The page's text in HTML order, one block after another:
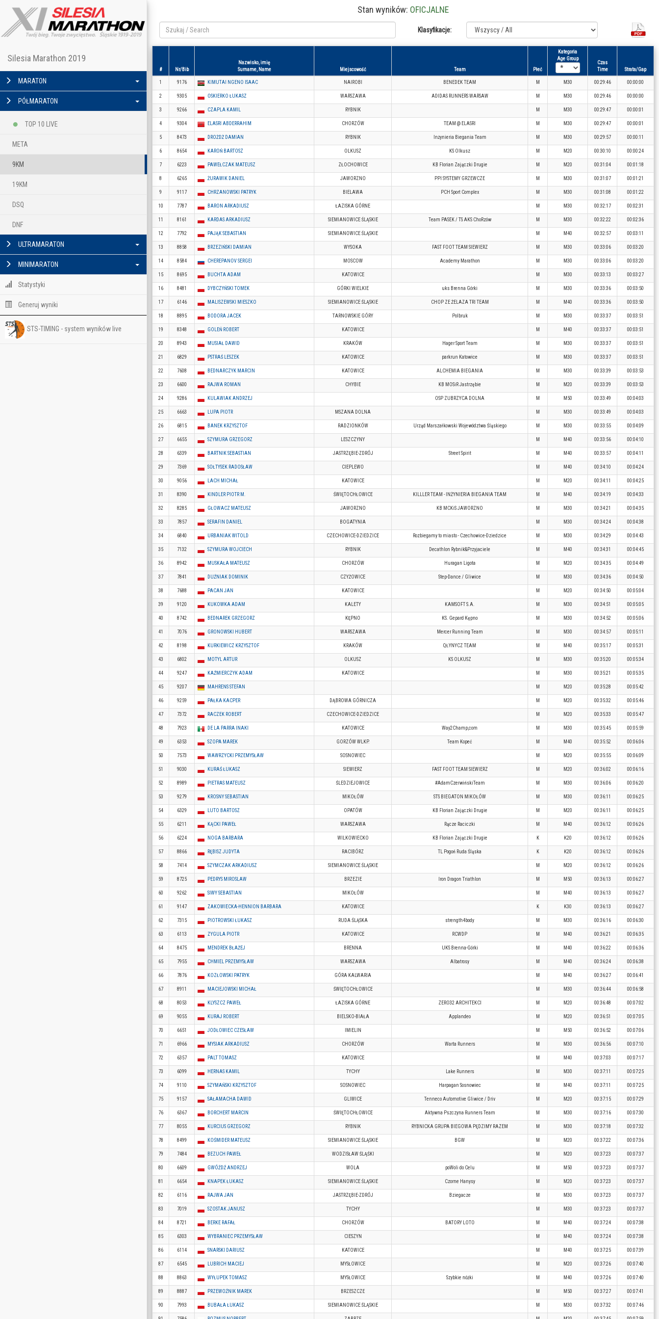
Silesia Marathon 2019
MARATON
PÓŁMARATON
TOP 10 LIVE
META
9KM
19KM
DSQ
DNF
ULTRAMARATON
MINIMARATON
Statystyki
Generuj wyniki
STS-TIMING - system wyników live
Stan wyników: OFICJALNE
Klasyfikacje:
# Nr/Bib
Nazwisko, imię
Surname, Name
Miejscowość Team Płeć
Kategoria
Age Group
Czas
Time
Strata/Gap
1 9176 KIMUTAI NGENO ISAAC NAIROBI BENEDEK TEAM M M30 00:29:46 00:00:00
2 9305 OSKIERKO ŁUKASZ WARSZAWA ADIDAS RUNNERS WARSAW M M30 00:29:46 00:00:00
3 9266 CZAPLA KAMIL RYBNIK M M30 00:29:47 00:00:01
4 9304 ELASRI ABDERRAHIM CHORZÓW TEAM @ ELASRI M M30 00:29:47 00:00:01
5 8473 DROŻDŻ DAMIAN RYBNIK Inżynieria Biegania Team M M30 00:29:57 00:00:11
6 8654 KAROŃ BARTOSZ OLKUSZ KS Olkusz M M20 00:30:10 00:00:24
7 6223 PAWEŁCZAK MATEUSZ ZŁOCHOWICE KB Florian Zajączki Drugie M M20 00:31:04 00:01:18
8 6265 ŻURAWIK DANIEL JAWORZNO PPI SYSTEMY GRZEWCZE M M30 00:31:07 00:01:21
9 9117 CHRZANOWSKI PATRYK BIELAWA PCH Sport Complex M M30 00:31:08 00:01:22
10 7787 BARON ARKADIUSZ ŁAZISKA GÓRNE M M30 00:32:17 00:02:31
11 8161 KARDAS ARKADIUSZ SIEMIANOWICE ŚLĄSKIE Team PASEK / TS AKS ChoRzów M M30 00:32:22 00:02:36
12 7792 PAJĄK SEBASTIAN SIEMIANOWICE ŚLĄSKIE M M40 00:32:57 00:03:11
13 8858 BRZEZIŃSKI DAMIAN WYSOKA FAST FOOT TEAM SIEWIERZ M M30 00:33:06 00:03:20
14 8584 CHEREPANOV SERGEI MOSCOW Academy Marathon M M30 00:33:06 00:03:20
15 8695 BUCHTA ADAM KATOWICE M M30 00:33:13 00:03:27
16 8481 DYBCZYŃSKI TOMEK GÓRKI WIELKIE uks Brenna Górki M M30 00:33:36 00:03:50
17 6146 MALISZEWSKI MIESZKO SIEMIANOWICE ŚLĄSKIE CHOP ZE ŻELAZA TRI TEAM M M40 00:33:36 00:03:50
18 8895 BODORA JACEK TARNOWSKIE GÓRY Polbruk M M30 00:33:37 00:03:51
19 8348 GOLEŃ ROBERT KATOWICE M M40 00:33:37 00:03:51
20 8943 MUSIAŁ DAWID KRAKÓW Hager Sport Team M M30 00:33:37 00:03:51
21 6829 PSTRAŚ LESZEK KATOWICE parkrun Katowice M M30 00:33:37 00:03:51
22 7608 BEDNARCZYK MARCIN KATOWICE ALCHEMIA BIEGANIA M M30 00:33:39 00:03:53
23 6600 RAJWA ROMAN CHYBIE KB MOSiR Jastrzębie M M20 00:33:39 00:03:53
24 9286 KULAWIAK ANDRZEJ OSP ZUBRZYCA DOLNA M M50 00:33:49 00:04:03
25 6663 LUPA PIOTR MSZANA DOLNA M M30 00:33:49 00:04:03
26 6815 BANEK KRZYSZTOF RADZIONKÓW Urząd Marszałkowski Województwa Śląskiego M M30 00:33:55 00:04:09
27 6655 SZYMURA GRZEGORZ LESZCZYNY M M40 00:33:56 00:04:10
28 6339 BARTNIK SEBASTIAN JASTRZĘBIE-ZDRÓJ Street Spirit M M40 00:33:57 00:04:11
29 7369 SOŁTYSEK RADOSŁAW CIEPLEWO M M40 00:34:10 00:04:24
30 9056 LACH MICHAŁ KATOWICE M M20 00:34:11 00:04:25
31 8390 KINDLER PIOTR M. ŚWIĘTOCHŁOWICE KILLLER TEAM - INŻYNIERIA BIEGANIA TEAM M M40 00:34:19 00:04:33
32 8285 GŁOWACZ MATEUSZ JAWORZNO KB MCKiS JAWORZNO M M30 00:34:21 00:04:35
33 7857 SERAFIN DANIEL BOGATYNIA M M30 00:34:24 00:04:38
34 6840 URBANIAK WITOLD CZECHOWICE-DZIEDZICE Rozbiegamy to miasto - Czechowice-Dziedzice M M30 00:34:29 00:04:43
35 7132 SZYMURA WOJCIECH RYBNIK Decathlon Rybnik&Przyjaciele M M40 00:34:31 00:04:45
36 8942 MUSKAŁA MATEUSZ CHORZÓW Huragan Ligota M M20 00:34:35 00:04:49
37 7841 DUŹNIAK DOMINIK CZYŻOWICE Step-Dance / Gliwice M M30 00:34:36 00:04:50
38 7688 PACAN JAN KATOWICE M M20 00:34:50 00:05:04
39 9120 KUKOWKA ADAM KALETY KAMSOFT S.A. M M30 00:34:51 00:05:05
40 8742 BEDNAREK GRZEGORZ KĘPNO KS. Gepard Kępno M M30 00:34:52 00:05:06
41 7076 GRONOWSKI HUBERT WARSZAWA Mercer Running Team M M30 00:34:57 00:05:11
42 8198 KURKIEWICZ KRZYSZTOF KRAKÓW QŁYNYCZ TEAM M M40 00:35:17 00:05:31
43 6802 MOTYL ARTUR OLKUSZ KS OLKUSZ M M30 00:35:20 00:05:34
44 9247 KAŹMIERCZYK ADAM KATOWICE M M30 00:35:21 00:05:35
45 9207 MAHRENS STEFAN M M20 00:35:28 00:05:42
46 9259 PAŁKA KACPER DĄBROWA GÓRNICZA M M20 00:35:32 00:05:46
47 7372 RACZEK ROBERT CZECHOWICE-DZIEDZICE M M20 00:35:33 00:05:47
48 7923 DE LA PARRA INAKI KATOWICE Way2Champ,com M M30 00:35:45 00:05:59
49 6353 SZOPA MAREK GORZÓW WLKP. Team Kopeć M M40 00:35:52 00:06:06
50 7573 WAWRZYCKI PRZEMYSŁAW SOSNOWIEC M M20 00:35:55 00:06:09
51 9030 KURAŚ ŁUKASZ SIEWIERZ FAST FOOT TEAM SIEWIERZ M M20 00:36:02 00:06:16
52 8989 PIETRAS MATEUSZ ŚLEDZIEJOWICE #AdamCzerwińskiTeam M M30 00:36:06 00:06:20
53 9279 KROSNY SEBASTIAN MIKOŁÓW STS BIEGATON MIKOŁÓW M M30 00:36:11 00:06:25
54 6329 LUTO BARTOSZ OPATÓW KB Florian Zajączki Drugie M M20 00:36:11 00:06:25
55 6211 KĄCKI PAWEŁ WARSZAWA Rącze Raciczki M M40 00:36:12 00:06:26
56 6224 NOGA BARBARA WILKOWIECKO KB Florian Zajączki Drugie K K20 00:36:12 00:06:26
57 8866 RĘBISZ JUDYTA RACIBÓRZ TL Pogoń Ruda Śląska K K20 00:36:12 00:06:26
58 7414 SZYMCZAK ARKADIUSZ SIEMIANOWICE ŚLĄSKIE M M20 00:36:12 00:06:26
59 8725 PEDRYS MIROSLAW BRZEZIE Iron Dragon Triathlon M M50 00:36:13 00:06:27
60 9262 SIWY SEBASTIAN MIKOŁÓW M M40 00:36:13 00:06:27
61 9147 ZAKOWIECKA-HENNION BARBARA KATOWICE K K30 00:36:13 00:06:27
62 7315 PIOTROWSKI ŁUKASZ RUDA ŚLĄSKA strength4body M M30 00:36:16 00:06:30
63 6113 ZYGULA PIOTR KATOWICE RCWDP M M40 00:36:21 00:06:35
64 8475 MENDREK BŁAŻEJ BRENNA UKS Brenna-Górki M M40 00:36:22 00:06:36
65 7955 CHMIEL PRZEMYSŁAW WARSZAWA Albatrosy M M40 00:36:24 00:06:38
66 7876 KOZŁOWSKI PATRYK GÓRA KALWARIA M M40 00:36:27 00:06:41
67 8911 MACIEJOWSKI MICHAŁ ŚWIĘTOCHŁOWICE M M30 00:36:44 00:06:58
68 8053 KLYSZCZ PAWEŁ ŁAZISKA GÓRNE ZERO32 ARCHITEKCI M M20 00:36:48 00:07:02
69 9055 KURAJ ROBERT BIELSKO-BIAŁA Applandeo M M20 00:36:51 00:07:05
70 6651 JODŁOWIEC CZESŁAW IMIELIN M M50 00:36:52 00:07:06
71 6966 MYSIAK ARKADIUSZ CHORZÓW Warta Runners M M30 00:36:56 00:07:10
72 6357 PALT TOMASZ KATOWICE M M40 00:37:03 00:07:17
73 6099 HERNAS KAMIL TYCHY Lake Runners M M30 00:37:11 00:07:25
74 9110 SZYMAŃSKI KRZYSZTOF SOSNOWIEC Harpagan Sosnowiec M M40 00:37:11 00:07:25
75 9157 SAŁAMACHA DAWID GLIWICE Tenneco Automotive Gliwice / Driv M M20 00:37:15 00:07:29
76 6367 BORCHERT MARCIN ŚWIĘTOCHŁOWICE Aktywna Pszczyna Runners Team M M30 00:37:16 00:07:30
77 8055 KURCIUS GRZEGORZ RYBNIK RYBNICKA GRUPA BIEGOWA PĘDZIMY RAZEM M M30 00:37:18 00:07:32
78 8499 KOŚMIDER MATEUSZ SIEMIANOWICE ŚLĄSKIE BGW M M20 00:37:22 00:07:36
79 7484 BEZUCH PAWEŁ WODZISŁAW ŚLĄŚKI M M20 00:37:23 00:07:37
80 6609 GWÓŹDŹ ANDRZEJ WOLA poWoli do Celu M M50 00:37:23 00:07:37
81 6654 KNAPEK ŁUKASZ SIEMIANOWICE ŚLĄSKIE Czorne Hanysy M M20 00:37:23 00:07:37
82 6116 RAJWA JAN JASTRZĘBIE-ZDRÓJ Bziegacze M M30 00:37:23 00:07:37
83 7019 SZOSTAK JANUSZ TYCHY M M30 00:37:23 00:07:37
84 8721 BERKE RAFAŁ CHORZÓW BATORY LOTO M M40 00:37:24 00:07:38
85 6303 WYBRANIEC PRZEMYSŁAW CIESZYN M M40 00:37:24 00:07:38
86 6114 SNARSKI DARIUSZ KATOWICE M M40 00:37:25 00:07:39
87 6545 LUBRICH MACIEJ MYSŁOWICE M M20 00:37:26 00:07:40
88 8863 WYŁUPEK TOMASZ MYSŁOWICE Szybkie nóżki M M40 00:37:26 00:07:40
89 8887 PRZEWOŹNIK MAREK BRZESZCZE M M50 00:37:27 00:07:41
90 7993 BUBAŁA ŁUKASZ SIEMIANOWICE ŚLĄSKIE M M30 00:37:32 00:07:46